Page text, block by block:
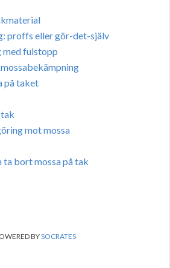
proffs eller gör-det-själv
fulstopp
på taket
mot mossa
ta bort mossa på tak
BYSOCRATES